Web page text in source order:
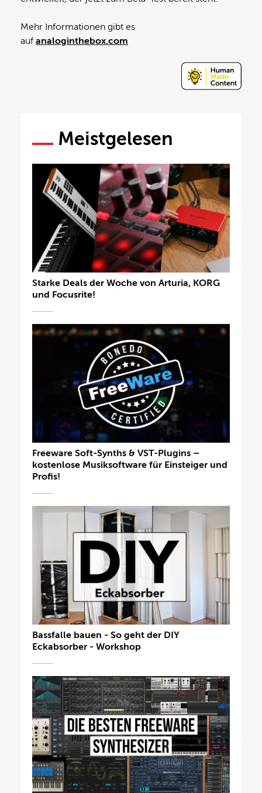
Mehr Informationen gibt es
auf analoginthebox.com
Meistgelesen
Starke Deals der Woche von Arturia, KORG
und Focusrite!
Freeware Soft-Synths & VST-Plugins –
kostenlose Musiksoftware für Einsteiger und
Profis!
Bassfalle bauen - So geht der DIY
Eckabsorber - Workshop